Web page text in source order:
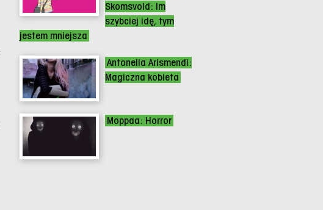
Skomsvold: Im
szybciej idę, tym
jestem mniejsza
Antonella Arismendi:
Magiczna kobieta
Moppaa: Horror